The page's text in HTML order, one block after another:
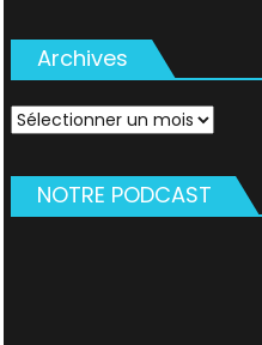
Archives
Archives
NOTRE PODCAST